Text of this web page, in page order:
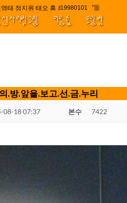
정지원 태오 홍 최윤호 백지원 김효정
19980101
사이벗그림 이음줄 모임방
.방.앞을.보고.선.금.누리
08-18 07:37 본수 7422